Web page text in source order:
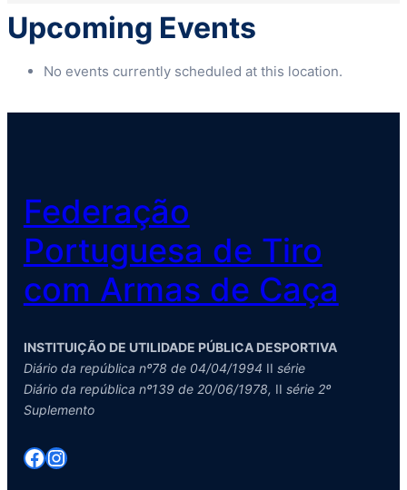
Caçadores
do
de
a-
Upcoming Events
No events currently scheduled at this location.
Federação
Portuguesa de Tiro
com Armas de Caça
INSTITUIÇÃO DE UTILIDADE PÚBLICA DESPORTIVA
Diário da república nº78 de 04/04/1994 II série
Diário da república nº139 de 20/06/1978, II série 2º
Suplemento
Facebook Instagram